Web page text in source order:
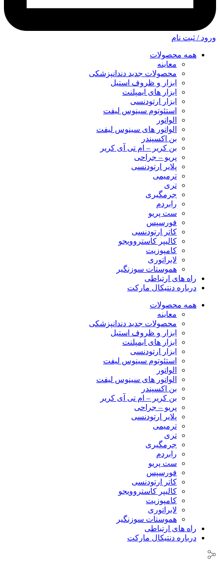
ورود / ثبت نام
همه محصولات
معاینه
محصولات جدید دندانپزشکی
ابزار و ظروف استیل
ابزار های ایمپلنت
ابزار ارتودنسی
استئوتوم سینوس لیفت
الواتور
الواتور های سینوس لیفت
بن اکسپندر
بن کریر – ام تی آی کریر
پریو – جراحی
پلایر ارتودنسی
ترمیمی
تری
جرمگیری
رابردم
ست پریو
فورسپس
کاتر ارتودنسی
کالیپر کاستروویجو
کامپوزیت
لابراتوری
هموستات سوزنگیر
راه های ارتباطی
درباره دنتیکال مارکت
همه محصولات
معاینه
محصولات جدید دندانپزشکی
ابزار و ظروف استیل
ابزار های ایمپلنت
ابزار ارتودنسی
استئوتوم سینوس لیفت
الواتور
الواتور های سینوس لیفت
بن اکسپندر
بن کریر – ام تی آی کریر
پریو – جراحی
پلایر ارتودنسی
ترمیمی
تری
جرمگیری
رابردم
ست پریو
فورسپس
کاتر ارتودنسی
کالیپر کاستروویجو
کامپوزیت
لابراتوری
هموستات سوزنگیر
راه های ارتباطی
درباره دنتیکال مارکت